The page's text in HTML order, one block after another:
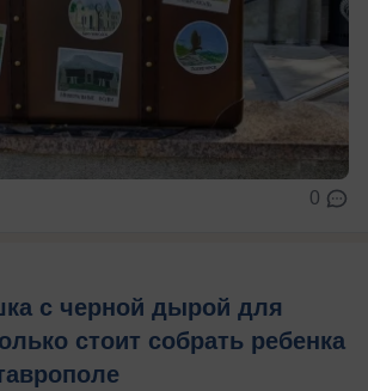
0
с черной дырой для
стоит собрать ребенка